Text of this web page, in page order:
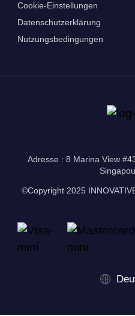
Cookie-Einstellungen
Datenschutzerklärung
Nutzungsbedingungen
Adresse : 8 Marina View
©Copyright 2025